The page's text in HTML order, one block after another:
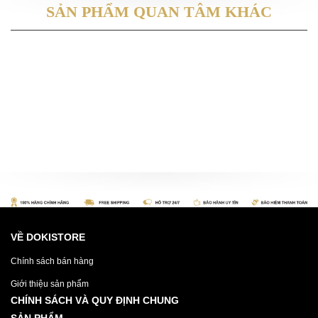
SẢN PHẨM QUAN TÂM KHÁC
VỀ DOKISTORE
Chính sách bán hàng
Giới thiệu sản phẩm
CHÍNH SÁCH VÀ QUY ĐỊNH CHUNG